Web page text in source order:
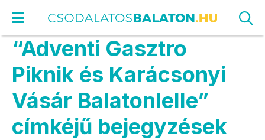
“Adventi Gasztro
Piknik és Karácsonyi
Vásár Balatonlelle”
címkéjű bejegyzések